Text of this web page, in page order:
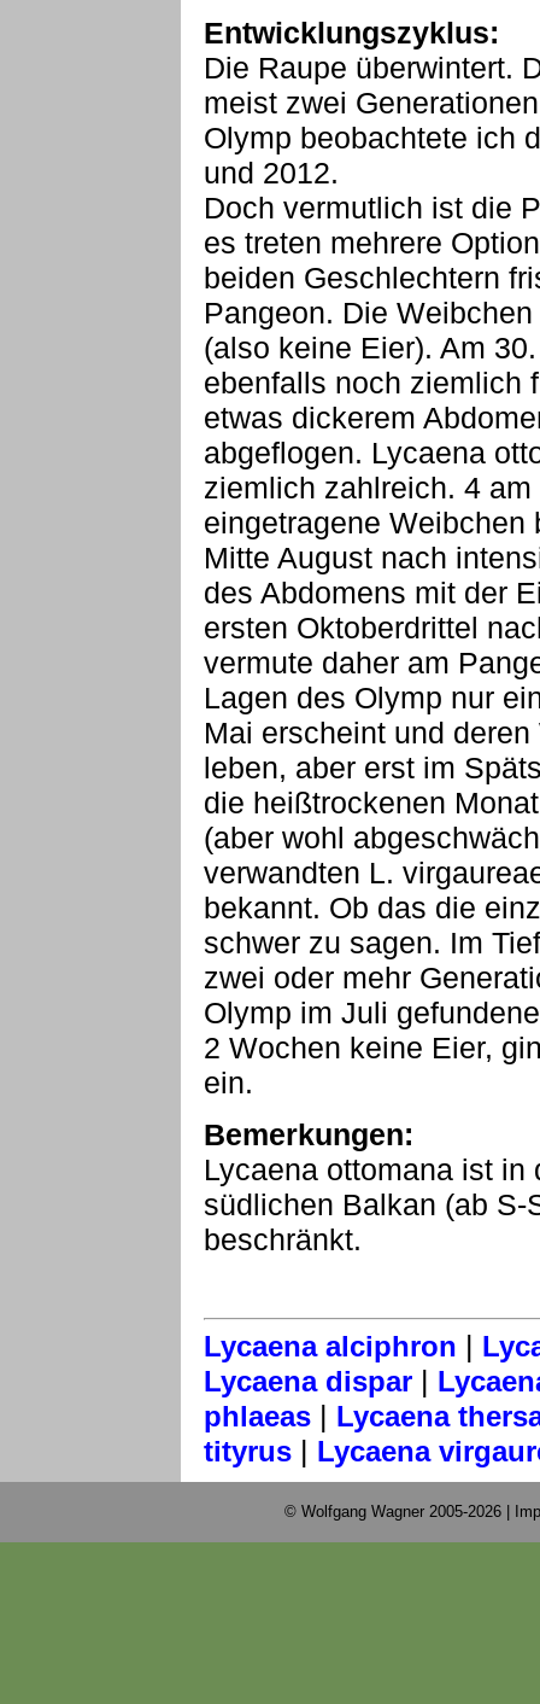
Entwicklungszyklus:
Die Raupe überwintert.
meist zwei
Olymp beobachtete ich
und 2012.
Doch vermutlich ist die
es treten mehrere
beiden Geschlechtern
Pangeon. Die
(also keine Eier). Am
ebenfalls noch ziemlich
etwas dickerem
abgeflogen. Lycaena
ziemlich zahlreich. 4
eingetragene Weibchen
Mitte August nach
des Abdomens mit der
ersten Oktoberdrittel
vermute daher am
Lagen des Olymp nur
Mai erscheint und
leben, aber erst im
die heißtrockenen
(aber wohl
verwandten L.
bekannt. Ob das die
schwer zu sagen. Im
zwei oder mehr
Olymp im Juli
2 Wochen keine Eier,
ein.
Bemerkungen:
Lycaena ottomana ist in
südlichen Balkan (ab S-
beschränkt.
Lycaena alciphron |
Lycaena dispar |
phlaeas | Lycaena
tityrus | Lycaena
© Wolfgang Wagner 2005-2026 |